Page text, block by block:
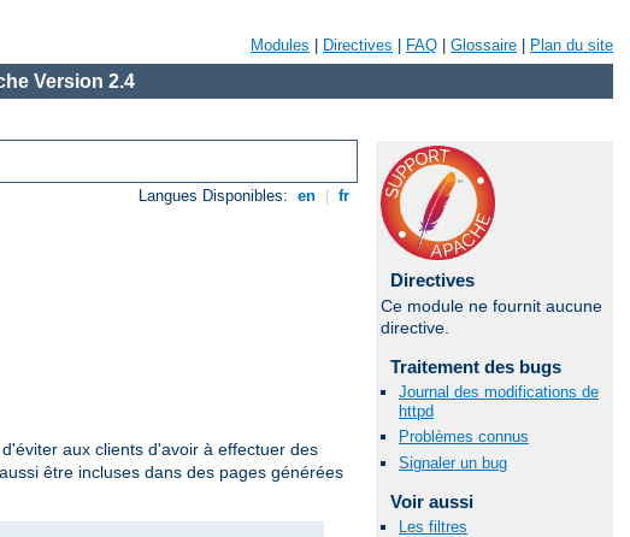
Modules Directives FAQ Glossaire Plan du site
Version 2.4
Langues Disponibles: en fr
aux clients d'avoir à effectuer des
être incluses dans des pages générées
Directives
Ce module ne fournit aucune
directive.
Traitement des bugs
Journal des modifications de
httpd
Problèmes connus
Signaler un bug
Voir aussi
Les filtres